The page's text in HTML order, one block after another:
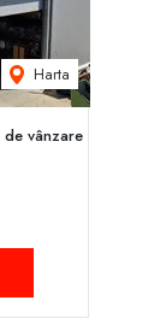
Harta
vânzare